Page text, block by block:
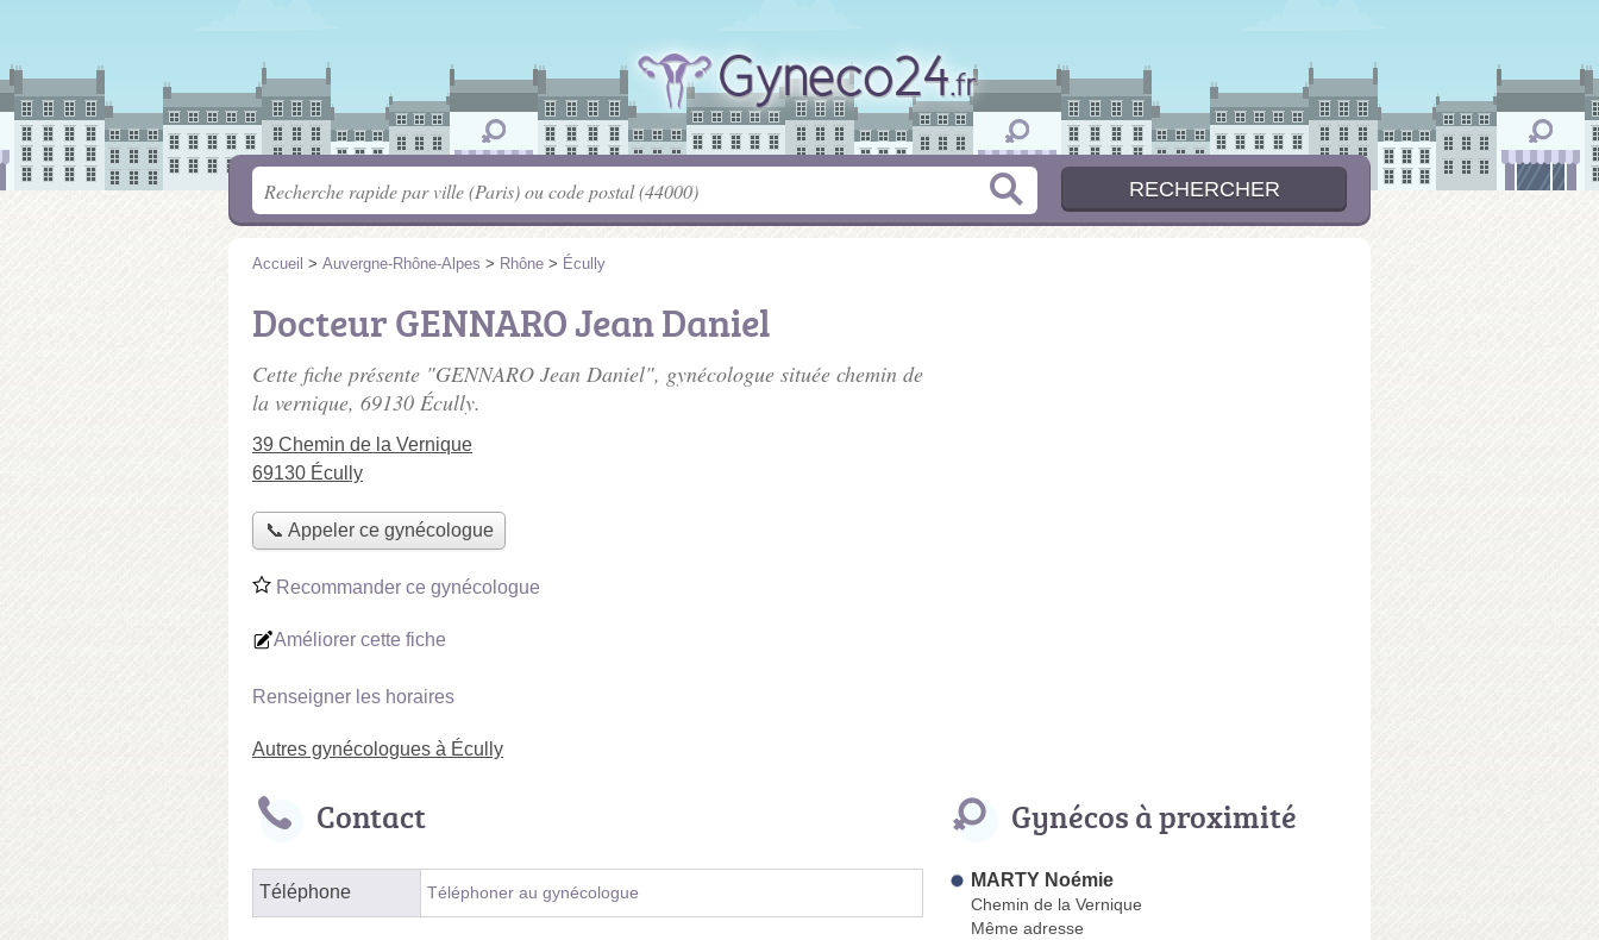
Accueil > Auvergne-Rhône-Alpes > Rhône > Écully
Docteur GENNARO Jean Daniel
Cette fiche présente "GENNARO Jean Daniel", gynécologue située chemin de
la vernique, 69130 Écully.
39 Chemin de la Vernique
69130 Écully
📞 Appeler ce gynécologue
Recommander ce gynécologue
Améliorer cette fiche
Renseigner les horaires
Autres gynécologues à Écully
Contact
Téléphone Téléphoner au gynécologue
Gynécos à proximité
MARTY Noémie
Chemin de la Vernique
Même adresse